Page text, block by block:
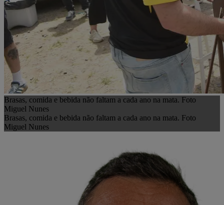
Brasas, comida e bebida não faltam a cada ano na mata. Foto
Miguel Nunes
Brasas, comida e bebida não faltam a cada ano na mata. Foto
Miguel Nunes